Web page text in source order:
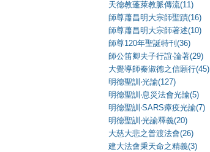
天德教蓬萊教脈傳流(11)
師尊蕭昌明大宗師聖蹟(16)
師尊蕭昌明大宗師著述(10)
師尊120年聖誕特刊(36)
師公笛卿夫子行誼‧論著(29)
大覺導師秦淑德之信願行(45)
明德聖訓‧光諭(127)
明德聖訓‧息災法會光諭(5)
明德聖訓‧SARS瘴疫光諭(7)
明德聖訓‧光諭釋義(20)
大慈大悲之普渡法會(26)
建大法會秉天命之精義(3)